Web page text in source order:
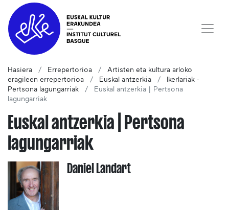
Hasiera Errepertorioa
Artisten eta kultura arloko
eragileen errepertorioa
Euskal antzerkia
Ikerlariak -
Pertsona lagungarriak
Euskal antzerkia | Pertsona
lagungarriak
Euskal antzerkia | Pertsona
lagungarriak
Daniel Landart